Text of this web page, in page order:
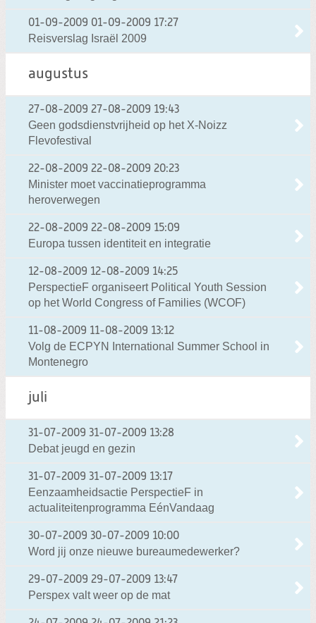
01-09-2009 01-09-2009 17:27
Reisverslag Israël 2009
augustus
27-08-2009 27-08-2009 19:43
Geen godsdienstvrijheid op het X-Noizz
Flevofestival
22-08-2009 22-08-2009 20:23
Minister moet vaccinatieprogramma
heroverwegen
22-08-2009 22-08-2009 15:09
Europa tussen identiteit en integratie
12-08-2009 12-08-2009 14:25
PerspectieF organiseert Political Youth Session
op het World Congress of Families (WCOF)
11-08-2009 11-08-2009 13:12
Volg de ECPYN International Summer School in
Montenegro
juli
31-07-2009 31-07-2009 13:28
Debat jeugd en gezin
31-07-2009 31-07-2009 13:17
Eenzaamheidsactie PerspectieF in
actualiteitenprogramma EénVandaag
30-07-2009 30-07-2009 10:00
Word jij onze nieuwe bureaumedewerker?
29-07-2009 29-07-2009 13:47
Perspex valt weer op de mat